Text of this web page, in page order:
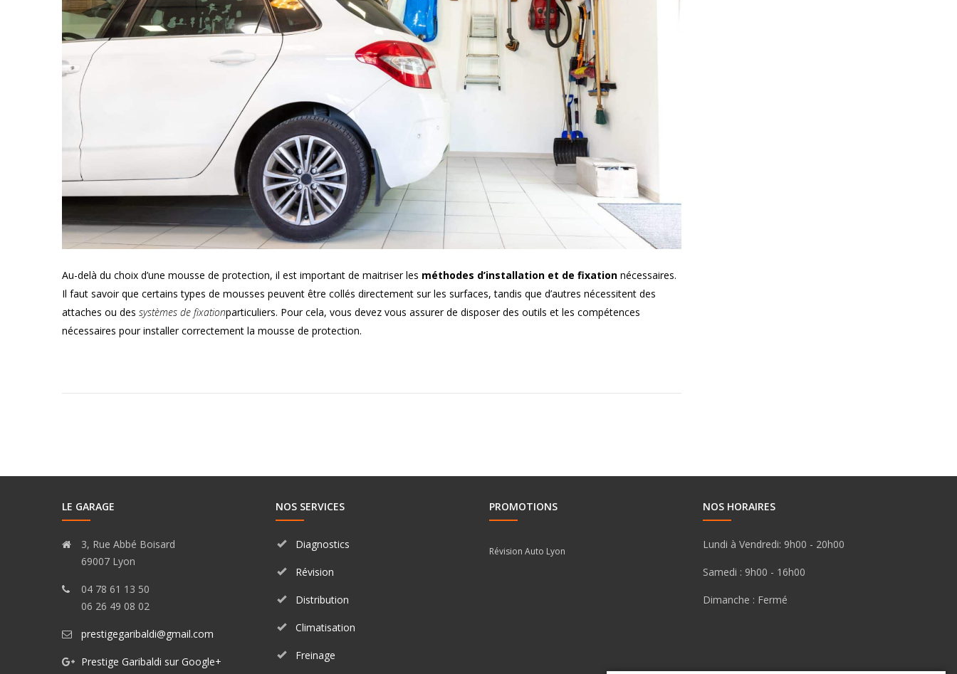
Au-delà du choix d’une mousse de protection, il est important de maitriser les méthodes d’installation et de fixation nécessaires.
Il faut savoir que certains types de mousses peuvent être collés directement sur les surfaces, tandis que d’autres nécessitent des
attaches ou des systèmes de fixationparticuliers. Pour cela, vous devez vous assurer de disposer des outils et les compétences
nécessaires pour installer correctement la mousse de protection.
LE GARAGE
3, Rue Abbé Boisard
69007 Lyon
04 78 61 13 50
06 26 49 08 02
prestigegaribaldi@gmail.com
Prestige Garibaldi sur Google+
NOS SERVICES
Diagnostics
Révision
Distribution
Climatisation
Freinage
PROMOTIONS
Révision Auto Lyon
NOS HORAIRES
Lundi à Vendredi: 9h00 - 20h00
Samedi : 9h00 - 16h00
Dimanche : Fermé